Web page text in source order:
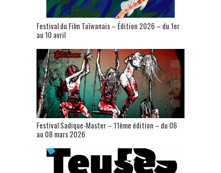
Festival du Film Taïwanais – Édition 2026 – du 1er
au 10 avril
Festival Sadique-Master – 11ème édition – du 06
au 08 mars 2026